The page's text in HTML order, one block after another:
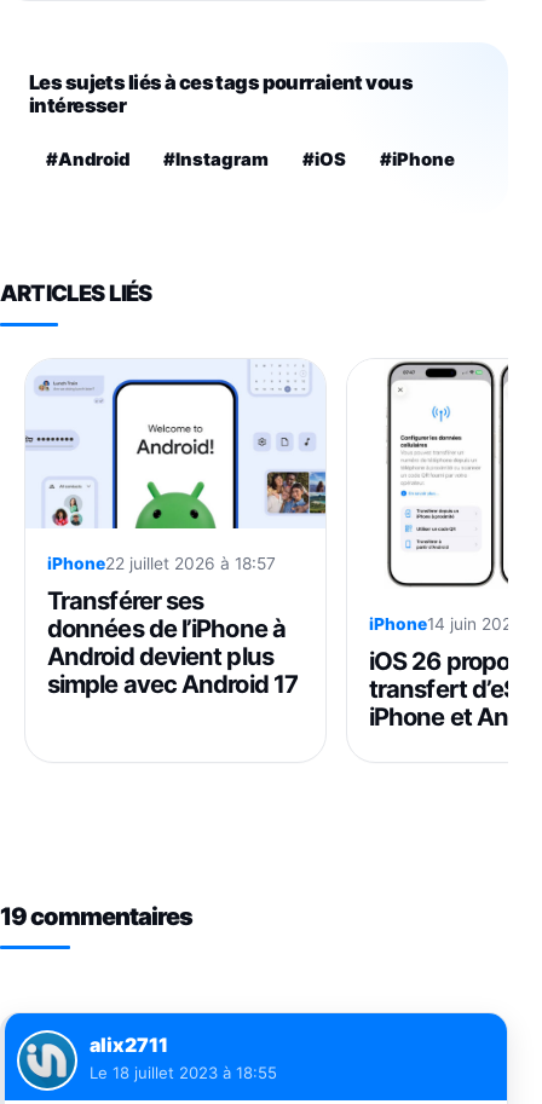
Les sujets liés à ces tags pourraient vous
intéresser
#Android #Instagram #iOS #iPhone
ARTICLES LIÉS
iPhone22 juillet 2026 à 18:57
Transférer ses
données de l’iPhone à
Android devient plus
simple avec Android 17
iPhone14 juin 2025 à
iOS 26 propose
transfert
iPhone et
19 commentaires
alix2711
Le 18 juillet 2023 à 18:55